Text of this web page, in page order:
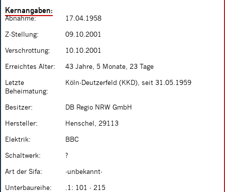
Kernangaben:
Abnahme: 17.04.1958
Z-Stellung: 09.10.2001
Verschrottung: 10.10.2001
Erreichtes Alter: 43 Jahre, 5 Monate, 23 Tage
Letzte
Beheimatung:
Köln-Deutzerfeld (KKD), seit 31.05.1959
Besitzer: DB Regio NRW GmbH
Hersteller: Henschel, 29113
Elektrik: BBC
Schaltwerk: ?
Art der Sifa: -unbekannt-
Unterbaureihe: .1: 101 - 215